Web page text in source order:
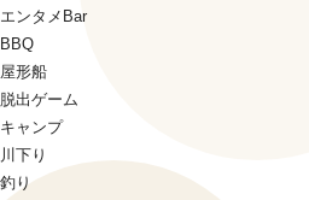
エンタメBar
BBQ
屋形船
脱出ゲーム
キャンプ
川下り
釣り